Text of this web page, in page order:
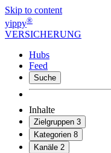
Skip to content
yippy®
VERSICHERUNG
Hubs
Feed
Suche
Inhalte
Zielgruppen 3
Kategorien 8
Kanäle 2